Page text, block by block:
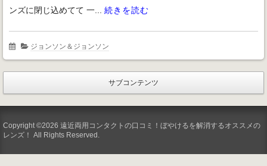
ンズに閉じ込めてて 一... 続きを読む
ジョンソン＆ジョンソン
サブコンテンツ
Copyright ©2026 遠近両用コンタクトの口コミ！ぼやけるを解消するオススメの
レンズ！ All Rights Reserved.